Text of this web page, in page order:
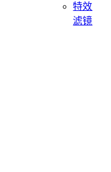
特效
滤镜